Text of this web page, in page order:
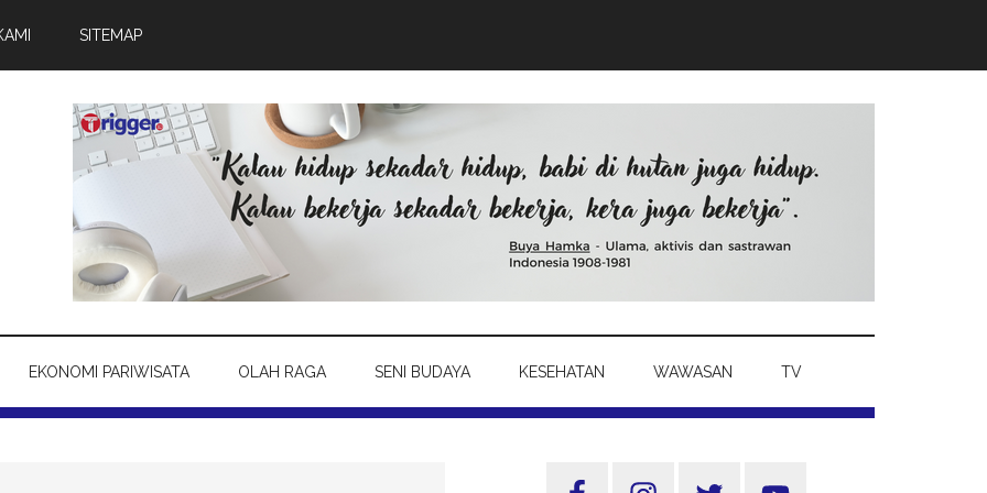
SITEMAP
EKONOMI PARIWISATA OLAH RAGA SENI BUDAYA KESEHATAN WAWASAN TV
Sidebar